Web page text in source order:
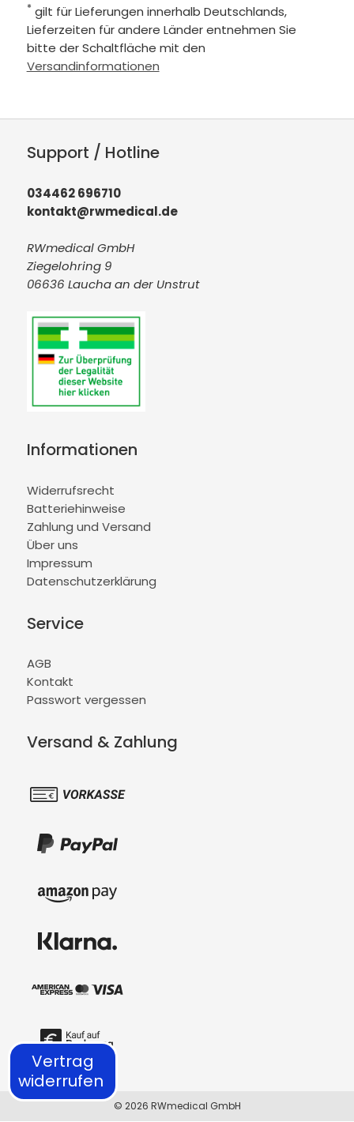
* gilt für Lieferungen innerhalb Deutschlands,
Lieferzeiten für andere Länder entnehmen Sie
bitte der Schaltfläche mit den
Versandinformationen
Support / Hotline
034462 696710
kontakt@rwmedical.de
RWmedical GmbH
Ziegelohring 9
06636 Laucha an der Unstrut
Informationen
Widerrufsrecht
Batteriehinweise
Zahlung und Versand
Über uns
Impressum
Datenschutzerklärung
Service
AGB
Kontakt
Passwort vergessen
Versand & Zahlung
© 2026 RWmedical GmbH
Vertrag
widerrufen